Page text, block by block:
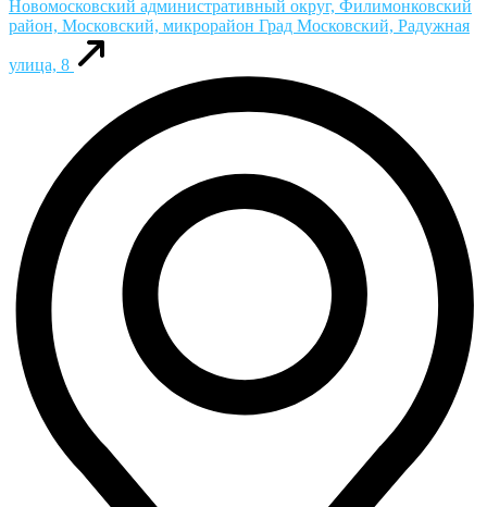
Новомосковский административный округ, Филимонковский
район, Московский, микрорайон Град Московский, Радужная
улица, 8